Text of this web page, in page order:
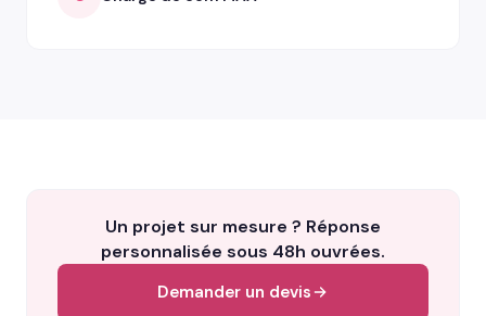
Un projet sur mesure ? Réponse
personnalisée sous 48h ouvrées.
Demander un devis